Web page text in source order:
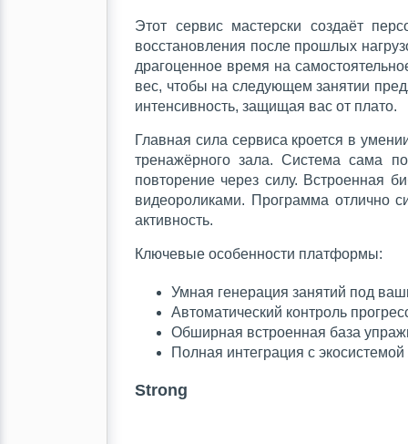
Этот сервис мастерски создаёт
восстановления после прошлых
драгоценное время на
вес, чтобы на следующем занятии
интенсивность, защищая вас от плато.
Главная сила сервиса кроется в
тренажёрного зала. Система сама
повторение через силу. Встроенная
видеороликами. Программа отлично
активность.
Ключевые особенности платформы:
Умная генерация занятий под
Автоматический контроль
Обширная встроенная база
Полная интеграция с
Strong